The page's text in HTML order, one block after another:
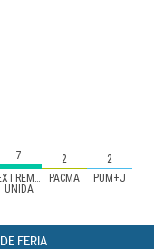
UNIDA
PACMA PUM+J
7 2 2
FERIA